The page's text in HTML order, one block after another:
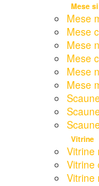
Mese
Mese
Mese
Mese
Mese
Mese
Mese
Vitrine
Vitrine
Vitrine
Vitrine